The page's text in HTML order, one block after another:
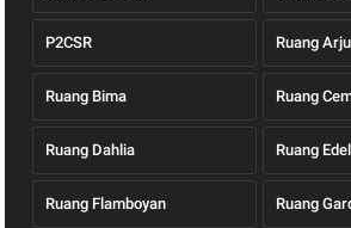
P2CSR Ruang
Ruang Bima Ruang
Ruang Dahlia Ruang
Ruang Flamboyan Ruang